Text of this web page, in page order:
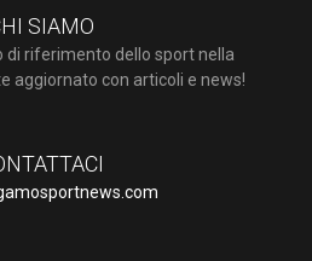
SIAMO
di riferimento dello sport nella
aggiornato con articoli e news!